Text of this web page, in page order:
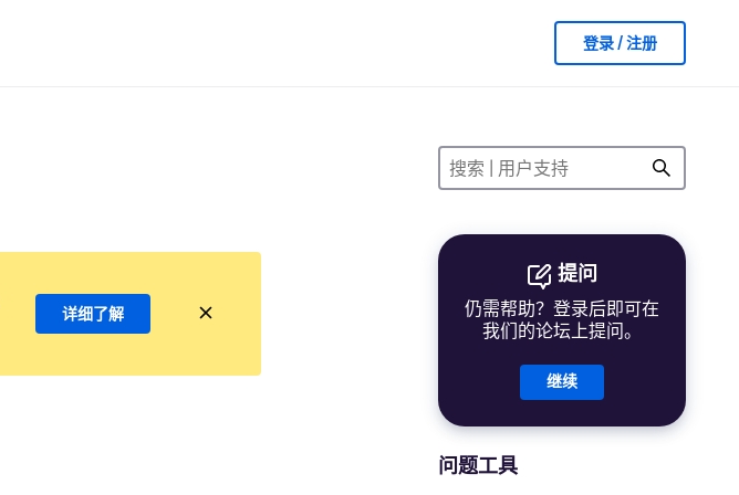
登录 / 注册
提问
仍需帮助？登录后即可在
我们的论坛上提问。
继续
问题工具
详细了解